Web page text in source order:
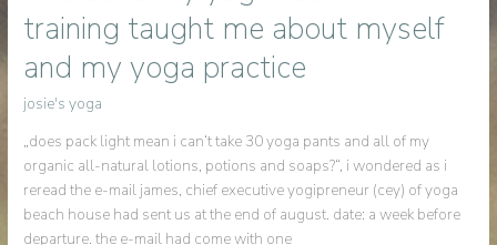
training taught me about myself
and my yoga practice
josie's yoga
„does pack light mean i can‘t take 30 yoga pants and all of my
organic all-natural lotions, potions and soaps?“, i wondered as i
reread the e-mail james, chief executive yogipreneur (cey) of yoga
beach house had sent us at the end of august. date: a week before
departure. the e-mail had come with one